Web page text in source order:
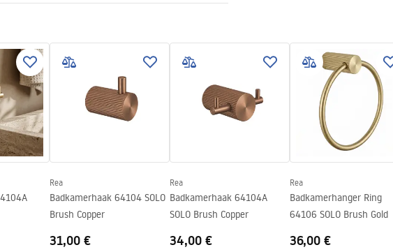
Geschroefd
30
65
Solo
24 maanden
Safety_Information_Accessories.pd
Rea
Badkamerhaak 64104 SOLO
Brush Copper
31,00 €
Rea
Badkamerhaak 64104A
SOLO Brush Copper
34,00 €
Rea
Badkamerhanger Ring
64106 SOLO Brush Gold
36,00 €